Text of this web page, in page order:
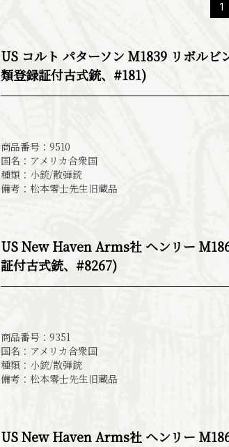
1
US コルト パターソン M1839 リボルビ
類登録証付古式銃、#181)
商品番号：9510
国名：アメリカ合衆国
種類：小銃/散弾銃
備考：松本零士先生旧蔵品
US New Haven Arms社 ヘンリー
証付古式銃、#8267)
商品番号：9351
国名：アメリカ合衆国
種類：小銃/散弾銃
備考：松本零士先生旧蔵品
US New Haven Arms社 ヘンリー